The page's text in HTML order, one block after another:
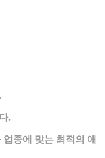
.
종에 맞는 최적의 애